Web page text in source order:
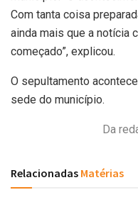
Com tanta coisa
ainda mais que a notícia
começado”, explicou.
O sepultamento
sede do município.
Da
Relacionadas Matérias